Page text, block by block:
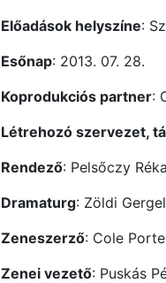
Előadások helyszíne:
Esőnap: 2013. 07. 28.
Koprodukciós partner:
Létrehozó szervezet,
Rendező: Pelsőczy Réka
Dramaturg: Zöldi
Zeneszerző: Cole
Zenei vezető: Puskás